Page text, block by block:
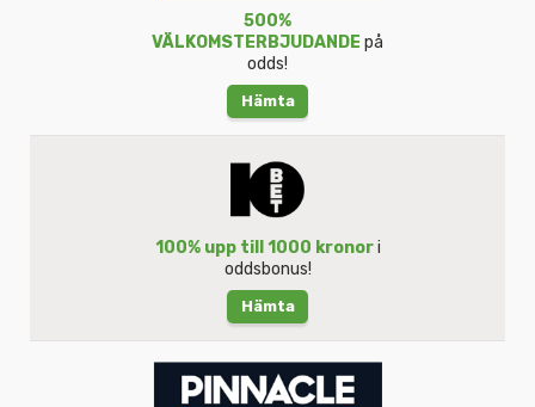
500%
VÄLKOMSTERBJUDANDE på
odds!
Hämta
100% upp till 1000 kronori
oddsbonus!
Hämta